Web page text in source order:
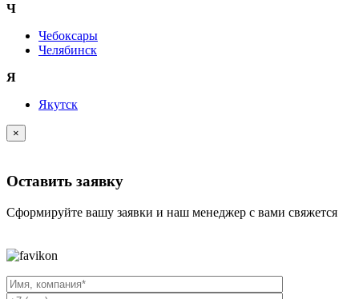
Ч
Чебоксары
Челябинск
Я
Якутск
×
Оставить заявку
Сформируйте вашу заявки и наш менеджер с вами свяжется